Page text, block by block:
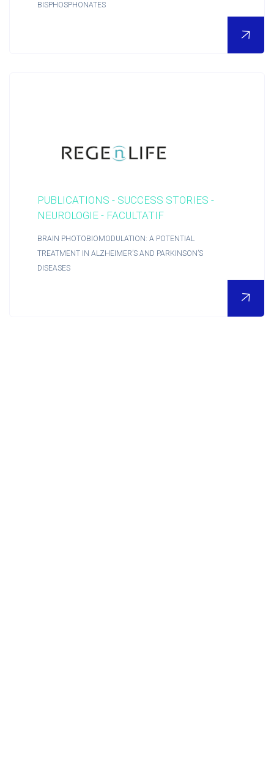
Actualités RCTs
RCTs recrute
Contact
BISPHOSPHONATES
PUBLICATIONS - SUCCESS STORIES -
NEUROLOGIE - FACULTATIF
BRAIN PHOTOBIOMODULATION: A POTENTIAL
TREATMENT IN ALZHEIMER’S AND PARKINSON’S
DISEASES